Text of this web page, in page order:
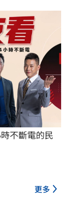
不斷電的民
更多